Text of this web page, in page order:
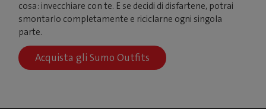
cosa: invecchiare con te. E se decidi di disfartene, potrai
smontarlo completamente e riciclarne ogni singola
parte.
Acquista gli Sumo Outfits